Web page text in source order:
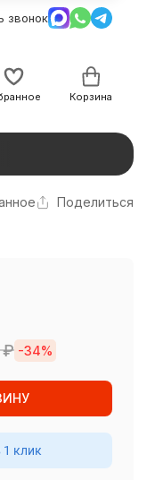
звонок
Корзина
Поделиться
₽ -34%
1 клик